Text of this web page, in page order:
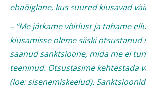
ebaõiglane, kus suured kiusavad
– “Me jätkame võitlust ja tahame
kiusamisse oleme siiski otsustanud
saanud sanktsioone, mida me ei
teeninud. Otsustasime kehtestada
(loe: sisenemiskeelud).